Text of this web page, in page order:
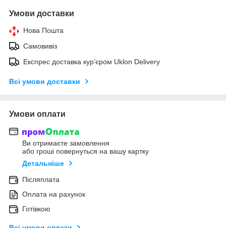
Умови доставки
Нова Пошта
Самовивіз
Експрес доставка кур’єром Uklon Delivery
Всі умови доставки
Умови оплати
Ви отримаєте замовлення
або гроші повернуться на вашу картку
Детальніше
Післяплата
Оплата на рахунок
Готівкою